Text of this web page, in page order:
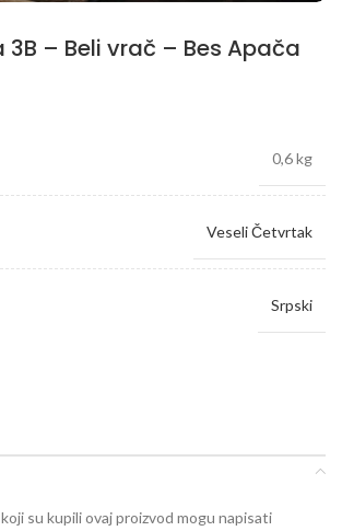
3B – Beli vrač – Bes Apača
0,6 kg
Veseli Četvrtak
Srpski
su kupili ovaj proizvod mogu napisati